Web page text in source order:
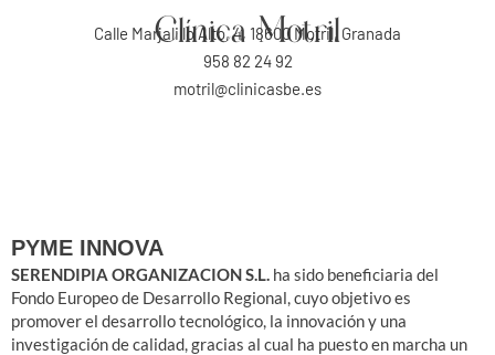
Clínica Motril
Calle Marjalillo Alto, 4, 18600 Motril, Granada
958 82 24 92
motril@clinicasbe.es
PYME INNOVA
SERENDIPIA ORGANIZACION S.L. ha sido beneficiaria del
Fondo Europeo de Desarrollo Regional, cuyo objetivo es
promover el desarrollo tecnológico, la innovación y una
investigación de calidad, gracias al cual ha puesto en marcha un